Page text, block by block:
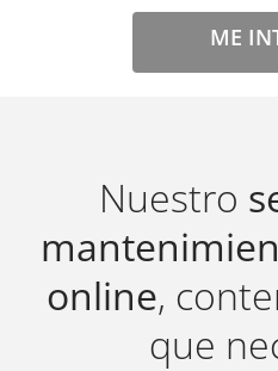
ME
Nuestro
online,
que